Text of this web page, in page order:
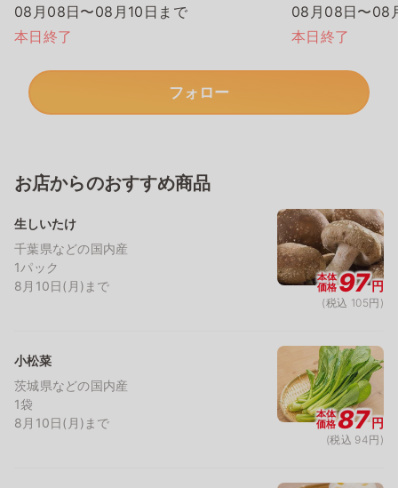
08月08日〜08月10日まで
本日終了
08月08日〜08
本日終了
フォロー
お店からのおすすめ商品
生しいたけ
千葉県などの国内産
1パック
8月10日(月)まで
本体
価格97円
(税込 105円)
小松菜
茨城県などの国内産
1袋
8月10日(月)まで
本体
価格87円
(税込 94円)